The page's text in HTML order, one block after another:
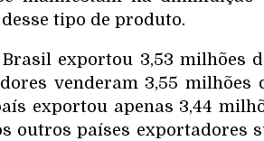
tipo de produto.
exportou 3,53 milhões
venderam 3,55 milhões
exportou apenas 3,44
outros países exportadores